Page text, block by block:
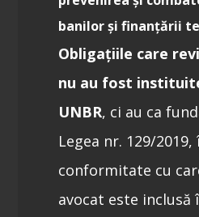
banilor și finanțării
Obligațiile care
nu au fost
UNBR, ci au ca
Legea nr. 129/2019,
conformitate cu
avocat este inclusă